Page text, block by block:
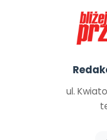
ul.